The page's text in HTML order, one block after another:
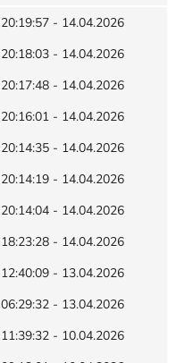
20:19:57 - 14.04.2026
20:18:03 - 14.04.2026
20:17:48 - 14.04.2026
20:16:01 - 14.04.2026
20:14:35 - 14.04.2026
20:14:19 - 14.04.2026
20:14:04 - 14.04.2026
18:23:28 - 14.04.2026
12:40:09 - 13.04.2026
06:29:32 - 13.04.2026
11:39:32 - 10.04.2026